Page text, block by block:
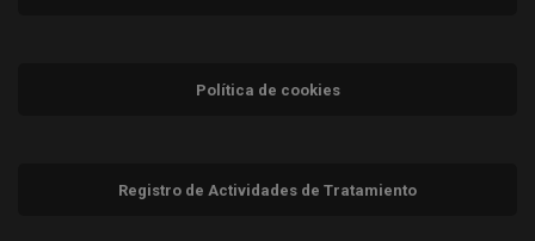
Política de cookies
Registro de Actividades de Tratamiento